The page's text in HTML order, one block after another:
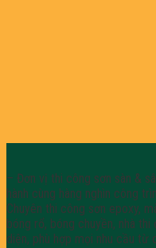
– Đơn vị thi công sơn sàn &
hành cùng hàng nghìn công
Chuyên thi công sơn epoxy,
bóng rổ, bóng chuyền, nhà
diện, phù hợp mọi nhu cầu từ